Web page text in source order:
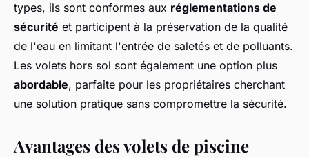
types, ils sont conformes aux réglementations de
sécurité et participent à la préservation de la qualité
de l'eau en limitant l'entrée de saletés et de polluants.
Les volets hors sol sont également une option plus
abordable, parfaite pour les propriétaires cherchant
une solution pratique sans compromettre la sécurité.
Avantages des volets de piscine